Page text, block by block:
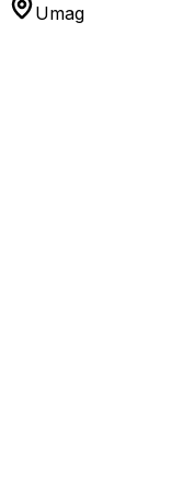
Umag